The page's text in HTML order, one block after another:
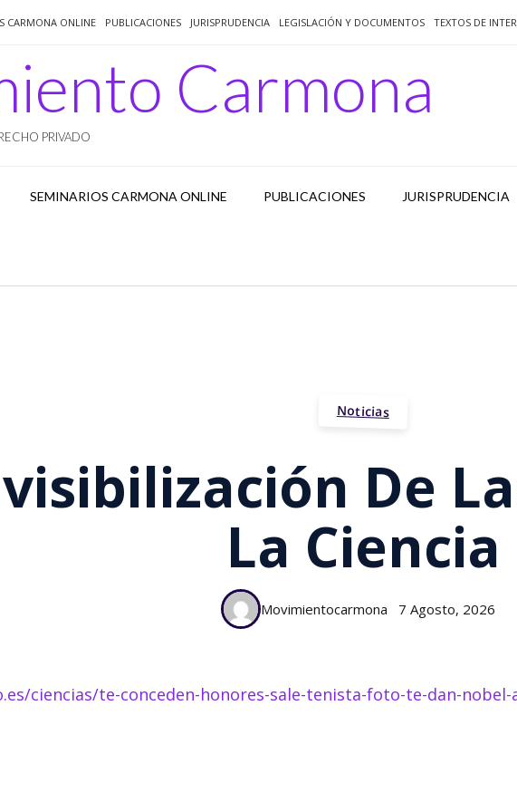
CARMONA ONLINE PUBLICACIONES JURISPRUDENCIA LEGISLACIÓN Y DOCUMENTOS TEXTOS DE
Carmona
PRIVADO
SEMINARIOS CARMONA ONLINE PUBLICACIONES JURISPRUDENCIA
Noticias
De
La Ciencia
Movimientocarmona 7 Agosto, 2026
ciencias/te-conceden-honores-sale-tenista-foto-te-dan-